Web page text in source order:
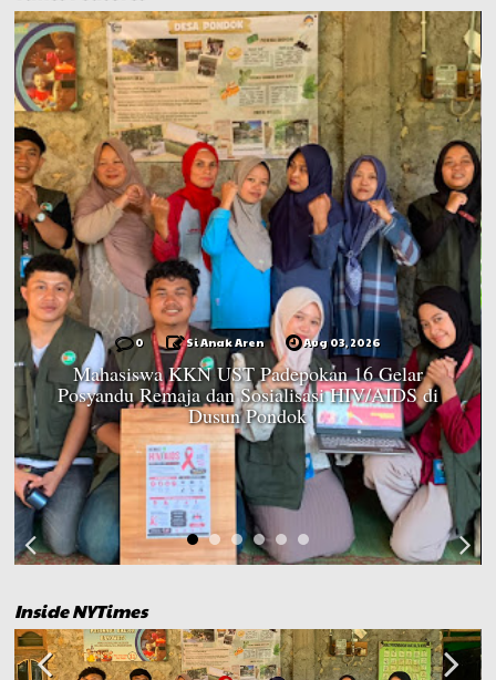
0 Si Anak Aren Aug 03, 2026
Mahasiswa KKN UST Padepokan 16 Gelar
Posyandu Remaja dan Sosialisasi HIV/AIDS di
Dusun Pondok
Inside NYTimes